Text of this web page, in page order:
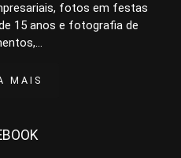
fotos em festas
15 anos e fotografia de
MAIS